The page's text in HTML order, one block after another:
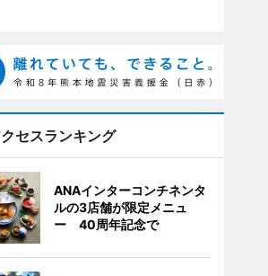
セスランキング
ANAインターコンチネンタ
ルの3店舗が限定メニュ
ー 40周年記念で